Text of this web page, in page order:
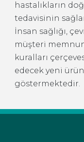
hastalıkların
tedavisinin
İnsan sağlığı,
müşteri
kuralları
edecek yeni
göstermektedir.